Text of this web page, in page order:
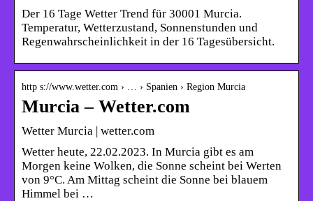
Der 16 Tage Wetter Trend für 30001 Murcia.
Temperatur, Wetterzustand, Sonnenstunden und
Regenwahrscheinlichkeit in der 16 Tagesübersicht.
http s://www.wetter.com › … › Spanien › Region Murcia
Murcia – Wetter.com
Wetter Murcia | wetter.com
Wetter heute, 22.02.2023. In Murcia gibt es am
Morgen keine Wolken, die Sonne scheint bei Werten
von 9°C. Am Mittag scheint die Sonne bei blauem
Himmel bei …